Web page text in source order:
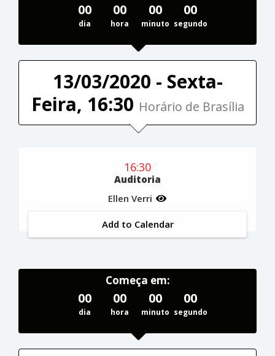
00
dia
00
hora
00
minuto
00
segundo
13/03/2020 - Sexta-
Feira, 16:30 Horário de Brasília
16:30
Auditoria
Ellen Verri
Add to Calendar
Começa em:
00
dia
00
hora
00
minuto
00
segundo